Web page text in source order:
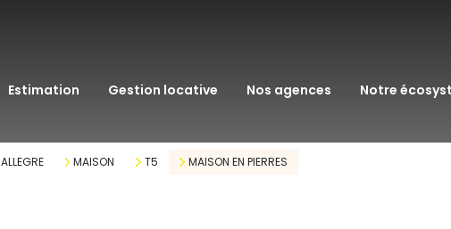
estimation gestion locative nos agences notre
courtage en
ALLEGRE MAISON T5 MAISON EN PIERRES